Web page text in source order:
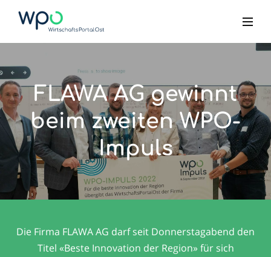
FLAWA AG gewinnt
beim zweiten WPO-
Impuls
Die Firma FLAWA AG darf seit Donnerstagabend den
Titel «Beste Innovation der Region» für sich